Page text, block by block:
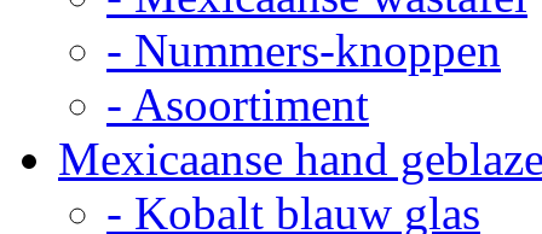
- Nummers-knoppen
- Asoortiment
Mexicaanse hand
- Kobalt blauw glas